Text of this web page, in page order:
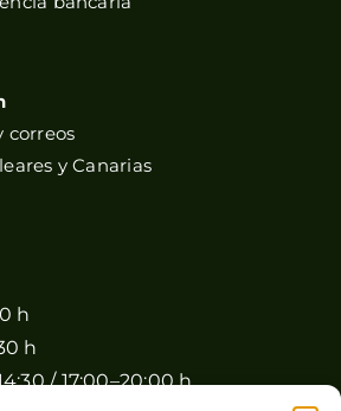
correos
y Canarias
h
h
/ 17:00–20:00 h